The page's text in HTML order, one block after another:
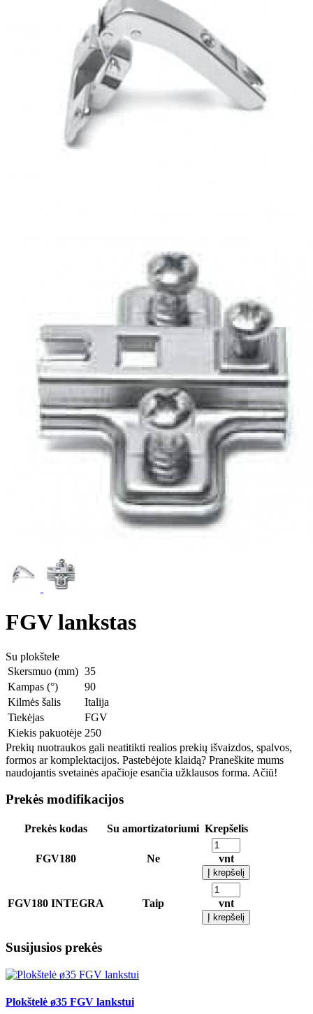
FGV lankstas
Su plokštele
Skersmuo (mm) 35
Kampas (°)
90
Kilmės šalis
Italija
Tiekėjas
FGV
Kiekis pakuotėje 250
Prekių nuotraukos gali neatitikti realios prekių išvaizdos, spalvos,
formos ar komplektacijos. Pastebėjote klaidą? Praneškite mums
naudojantis svetainės apačioje esančia užklausos forma. Ačiū!
Prekės modifikacijos
Prekės kodas Su amortizatoriumi Krepšelis
FGV180 Ne vnt
Į krepšelį
FGV180 INTEGRA Taip vnt
Į krepšelį
Susijusios prekės
Plokštelė ø35 FGV lankstui